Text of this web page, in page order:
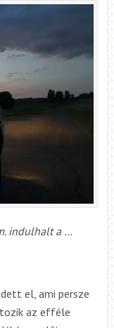
indulhalt a …
el, ami persze
az efféle